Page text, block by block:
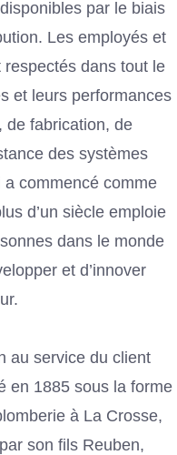
par le biais
Les employés et
dans tout le
et leurs performances
de fabrication, de
des systèmes
commencé comme
d’un siècle emploie
dans le monde
et d’innover
au service du client
en 1885 sous la forme
à La Crosse,
son fils Reuben,